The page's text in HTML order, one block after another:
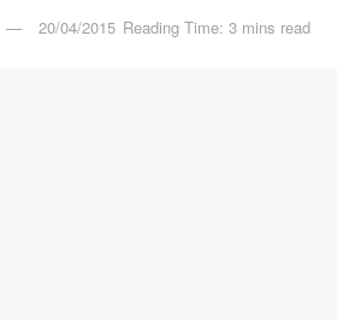
20/04/2015 Reading Time: 3 mins read